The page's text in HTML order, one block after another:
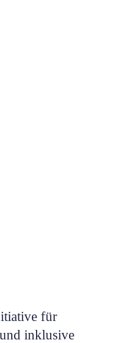
für
inklusive